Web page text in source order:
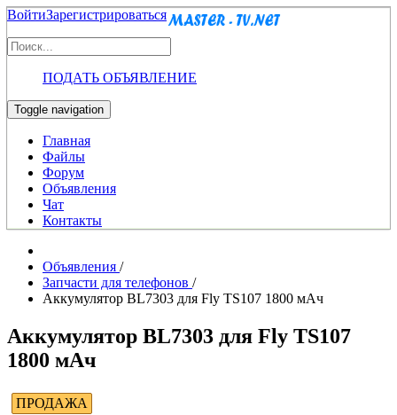
ВойтиЗарегистрироваться
ПОДАТЬ ОБЪЯВЛЕНИЕ
Toggle navigation
Главная
Файлы
Форум
Объявления
Чат
Контакты
Объявления /
Запчасти для телефонов /
Аккумулятор BL7303 для Fly TS107 1800 мАч
Аккумулятор BL7303 для Fly TS107
1800 мАч
ПРОДАЖА